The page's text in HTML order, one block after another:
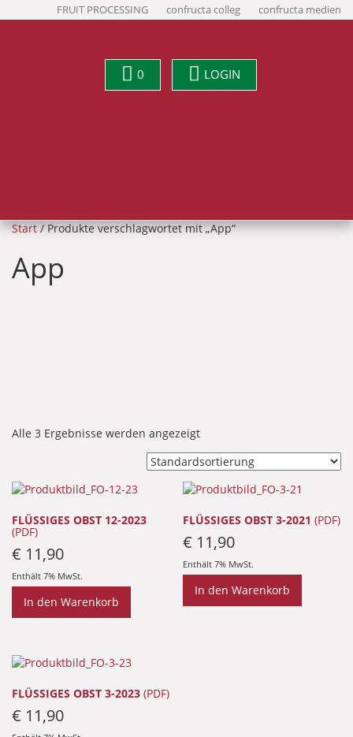
FRUIT PROCESSING confructa colleg confructa medien
0 LOGIN
Start/ Produkte verschlagwortet mit „App“
App
Alle 3 Ergebnisse werden angezeigt
FLÜSSIGES OBST 12-2023
(PDF)
€ 11,90
Enthält 7% MwSt.
In den Warenkorb
FLÜSSIGES OBST 3-2021 (PDF)
€ 11,90
Enthält 7% MwSt.
In den Warenkorb
FLÜSSIGES OBST 3-2023 (PDF)
€ 11,90